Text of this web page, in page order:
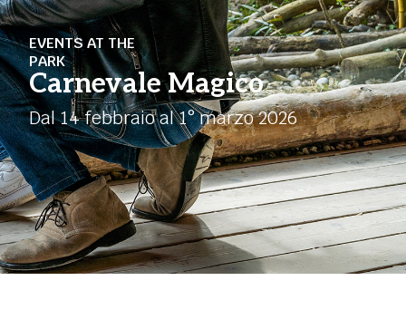
EVENTS AT THE
PARK
Carnevale Magico
Dal 14 febbraio al 1° marzo 2026